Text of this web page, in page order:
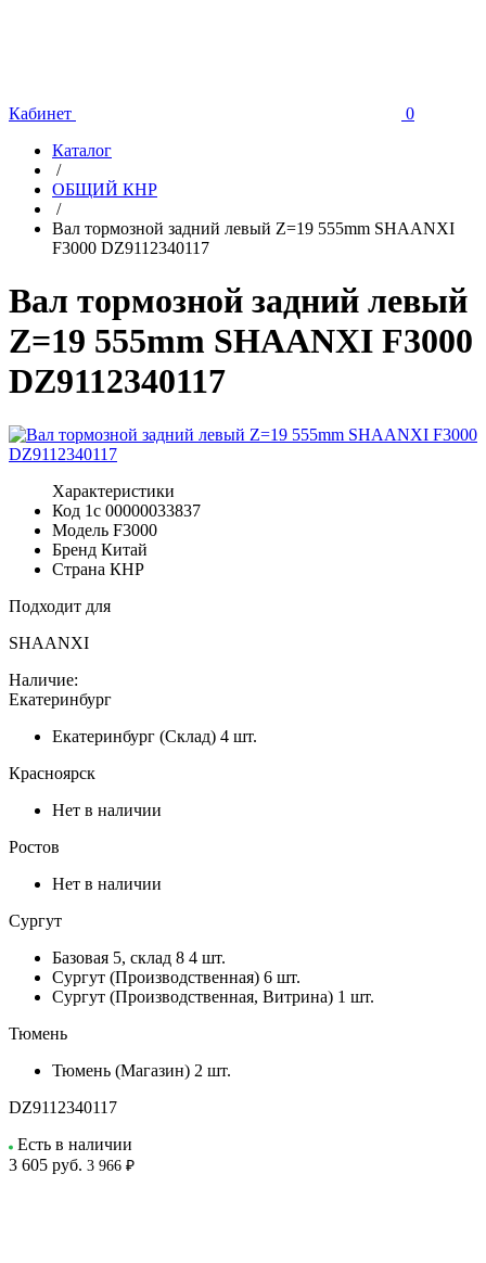
Кабинет
0
Каталог
/
ОБЩИЙ КНР
/
Вал тормозной задний левый Z=19 555mm SHAANXI
F3000 DZ9112340117
Вал тормозной задний левый
Z=19 555mm SHAANXI F3000
DZ9112340117
Характеристики
Код 1с 00000033837
Модель F3000
Бренд Китай
Страна КНР
Подходит для
SHAANXI
Наличие:
Екатеринбург
Екатеринбург (Склад) 4 шт.
Красноярск
Нет в наличии
Ростов
Нет в наличии
Сургут
Базовая 5, склад 8 4 шт.
Сургут (Производственная) 6 шт.
Сургут (Производственная, Витрина) 1 шт.
Тюмень
Тюмень (Магазин) 2 шт.
DZ9112340117
Есть в наличии
3 605 руб. 3 966 ₽